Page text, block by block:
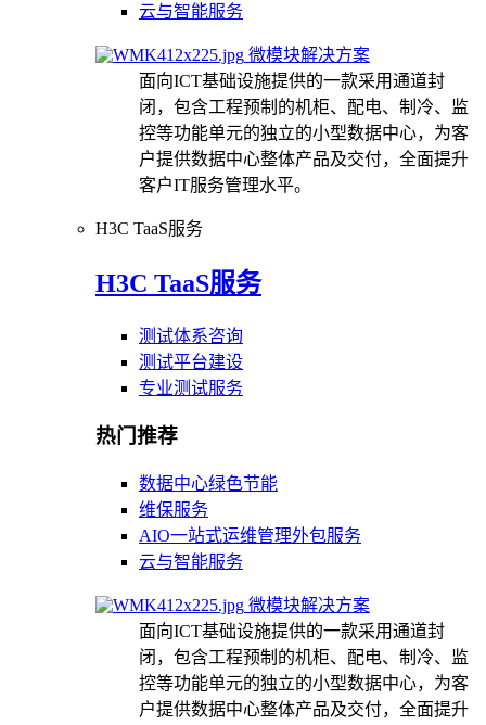
云与智能服务
微模块解决方案
面向ICT基础设施提供的一款采用通道封
闭，包含工程预制的机柜、配电、制冷、监
控等功能单元的独立的小型数据中心，为客
户提供数据中心整体产品及交付，全面提升
客户IT服务管理水平。
H3C TaaS服务
H3C TaaS服务
测试体系咨询
测试平台建设
专业测试服务
热门推荐
数据中心绿色节能
维保服务
AIO一站式运维管理外包服务
云与智能服务
微模块解决方案
面向ICT基础设施提供的一款采用通道封
闭，包含工程预制的机柜、配电、制冷、监
控等功能单元的独立的小型数据中心，为客
户提供数据中心整体产品及交付，全面提升